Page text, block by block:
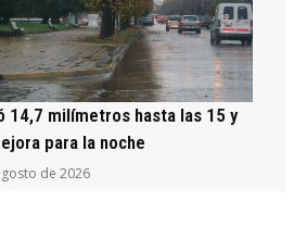
14,7 milímetros hasta las 15 y
para la noche
de 2026